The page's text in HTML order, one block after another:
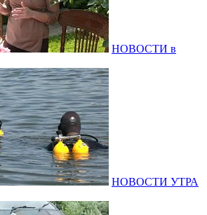
НОВОСТИ в
НОВОСТИ УТРА